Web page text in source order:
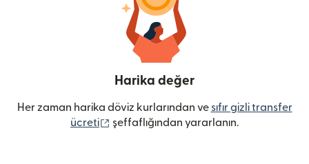
Harika değer
Her zaman harika döviz kurlarından ve sıfır gizli transfer
ücreti
(yeni pencerede açılır)
şeffaflığından yararlanın.